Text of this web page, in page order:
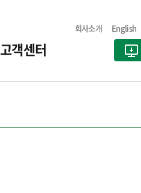
고객센터
회사소개 English